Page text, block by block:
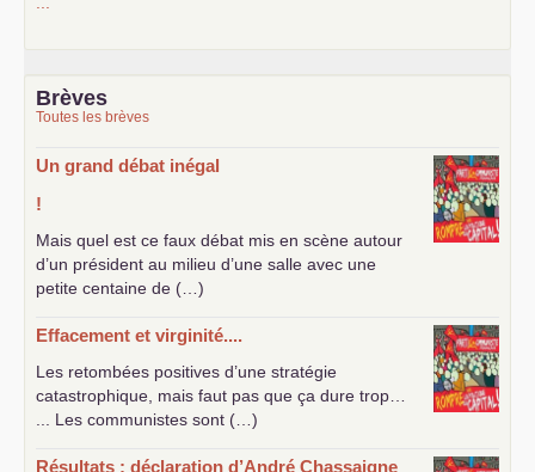
Brèves
Toutes les brèves
Un grand débat inégal
!
Mais quel est ce faux débat mis en scène autour
d’un président au milieu d’une salle avec une
petite centaine de (…)
Effacement et virginité....
Les retombées positives d’une stratégie
catastrophique, mais faut pas que ça dure trop…
... Les communistes sont (…)
Résultats : déclaration d’André Chassaigne